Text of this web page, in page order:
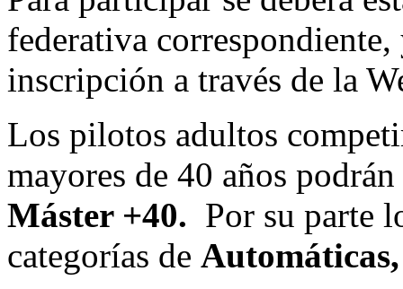
federativa
inscripción a través de la
Los pilotos adultos
mayores de 40 años
Máster +40. Por su parte
categorías de